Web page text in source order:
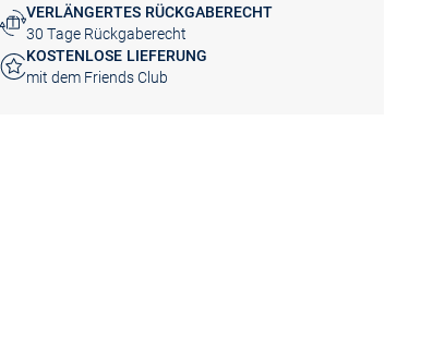
VERLÄNGERTES RÜCKGABERECHT
30 Tage Rückgaberecht
KOSTENLOSE LIEFERUNG
mit dem Friends Club